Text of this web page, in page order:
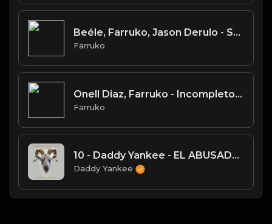
Beéle, Farruko, Jason Derulo - Santorini (Remix - Visualizer)
Farruko
Onell Diaz, Farruko - Incompleto (Official Video)
Farruko
10 - Daddy Yankee - EL ABUSADOR DEL ABUSADOR
Daddy Yankee